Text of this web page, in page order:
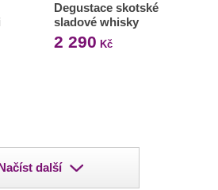
Degustace skotské
sladové whisky
2 290 Kč
další